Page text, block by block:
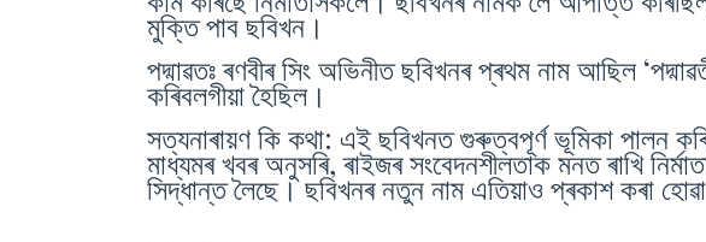
মুক্তি পাব ছবিখন।
পদ্মাৱতঃ ৰণবীৰ সিং অভিনীত ছবিখনৰ প্ৰথম নাম আছিল
কৰিবলগীয়া হৈছিল।
সত্যনাৰায়ণ কি কথা: এই ছবিখনত গুৰুত্বপূৰ্ণ ভূমিকা পালন
মাধ্যমৰ খবৰ অনুসৰি, ৰাইজৰ সংবেদনশীলতাক মনত ৰাখি
সিদ্ধান্ত লৈছে। ছবিখনৰ নতুন নাম এতিয়াও প্ৰকাশ কৰা